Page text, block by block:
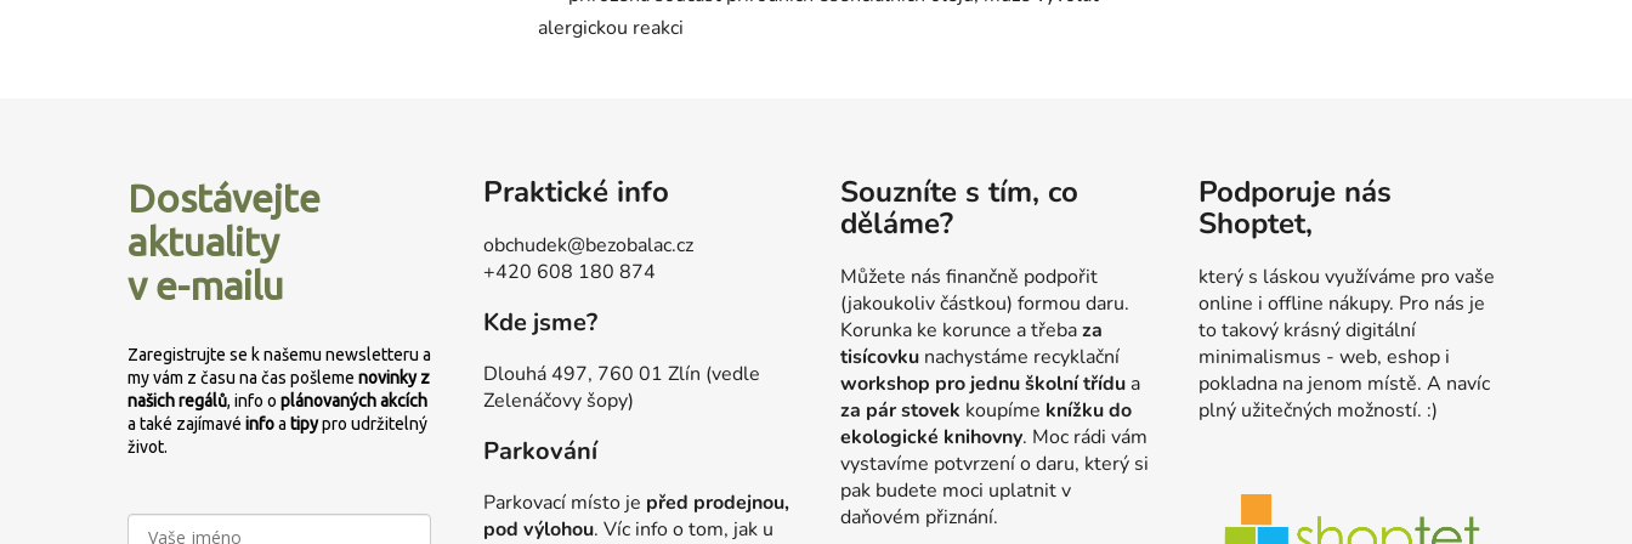
alergickou reakci
Dostávejte
aktuality
v e-mailu
Zaregistrujte se k našemu newsletteru a
my vám z času na čas pošlemenovinky z
našich regálů, info oplánovaných akcích
a také zajímavéinfoatipypro udržitelný
život.
Praktické info
obchudek@bezobalac.cz
+420 608 180 874
Kde jsme?
Dlouhá 497, 760 01 Zlín (vedle
Zelenáčovy šopy)
Parkování
Parkovací místo je před prodejnou,
pod výlohou. Víc info o tom, jak u
Souzníte s tím, co
děláme?
Můžete nás finančně podpořit
(jakoukoliv částkou) formou daru.
Korunka ke korunce a třebaza
tisícovku nachystáme recyklační
workshop pro jednu školní třídu a
za pár stovek koupíme knížku do
ekologické knihovny. Moc rádi vám
vystavíme potvrzení o daru, který si
pak budete moci uplatnit v
daňovém přiznání.
Podporuje nás
Shoptet,
který s láskou využíváme pro vaše
online i offline nákupy. Pro nás je
to takový krásný digitální
minimalismus - web, eshop i
pokladna na jenom místě. A navíc
plný užitečných možností. :)